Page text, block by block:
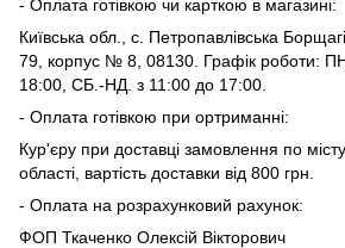
- Оплата готівкою чи карткою в магазині:
Київська обл., с. Петропавлівська
79, корпус № 8, 08130. Графік роботи:
18:00, СБ.-НД. з 11:00 до 17:00.
- Оплата готівкою при ортриманні:
Кур'єру при доставці замовлення по місту
області, вартість доставки від 800 грн.
- Оплата на розрахунковий рахунок:
ФОП Ткаченко Олексій Вікторович